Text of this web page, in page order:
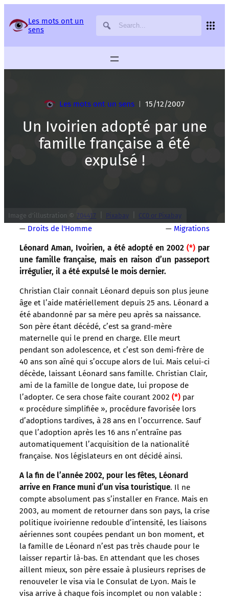
Les mots ont un
sens
Les mots ont un sens 15/12/2007
Un Ivoirien adopté par une
famille française a été
expulsé !
Image d’illustration © 704417 Pixabay CC0 or Pixabay
— Droits de l'Homme — Migrations
Léonard Aman, Ivoirien, a été adopté en 2002 (*) par
une famille française, mais en raison d’un passeport
irrégulier, il a été expulsé le mois dernier.
Christian Clair connait Léonard depuis son plus jeune
âge et l’aide matériellement depuis 25 ans. Léonard a
été abandonné par sa mère peu après sa naissance.
Son père étant décédé, c’est sa grand-mère
maternelle qui le prend en charge. Elle meurt
pendant son adolescence, et c’est son demi-frère de
40 ans son aîné qui s’occupe alors de lui. Mais celui-ci
décède, laissant Léonard sans famille. Christian Clair,
ami de la famille de longue date, lui propose de
l’adopter. Ce sera chose faite courant 2002 (*) par
« procédure simplifiée », procédure favorisée lors
d’adoptions tardives, à 28 ans en l’occurrence. Sauf
que l’adoption après les 16 ans n’entraîne pas
automatiquement l’acquisition de la nationalité
française. Nos législateurs en ont décidé ainsi.
A la fin de l’année 2002, pour les fêtes, Léonard
arrive en France muni d’un visa touristique. Il ne
compte absolument pas s’installer en France. Mais en
2003, au moment de retourner dans son pays, la crise
politique ivoirienne redouble d’intensité, les liaisons
aériennes sont coupées pendant un bon moment, et
la famille de Léonard n’est pas très chaude pour le
laisser repartir là-bas. En attendant que les choses
aillent mieux, son père essaie à plusieurs reprises de
renouveler le visa via le Consulat de Lyon. Mais le
visa arrive à chaque fois incomplet ou non valable :
Panneau de gestion des services